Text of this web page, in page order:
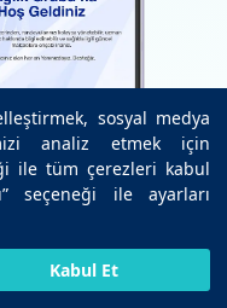
sosyal medya
analiz etmek için
ile tüm çerezleri kabul
seçeneği ile ayarları
Kabul EtBIZE ULAŞIN